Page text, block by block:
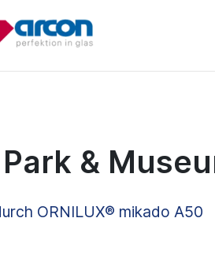
&
ORNILUX® mikado A50